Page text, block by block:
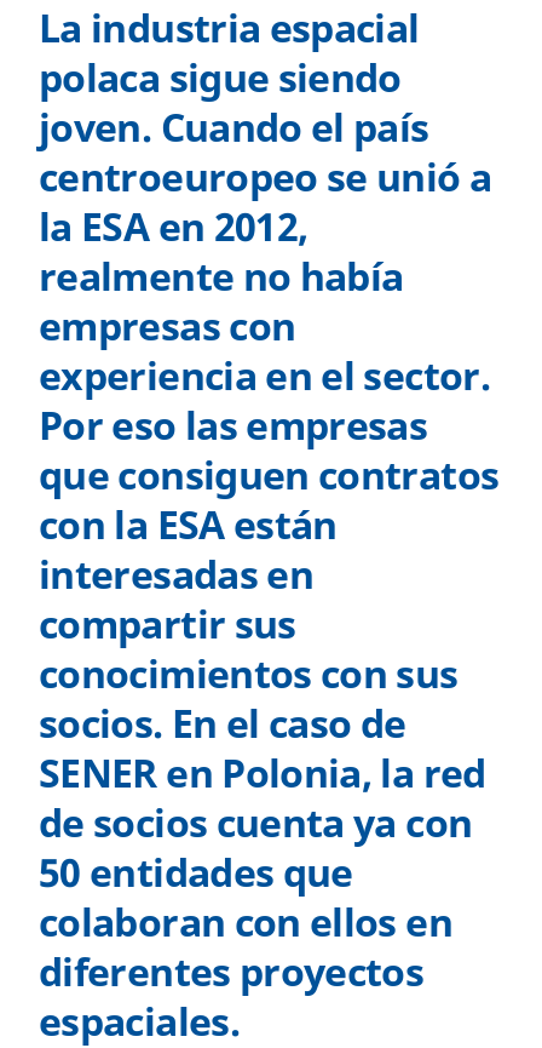
La industria espacial
polaca sigue siendo
joven. Cuando el país
centroeuropeo se unió a
la ESA en 2012,
realmente no había
empresas con
experiencia en el sector.
Por eso las empresas
que consiguen contratos
con la ESA están
interesadas en
compartir sus
conocimientos con sus
socios. En el caso de
SENER en Polonia, la red
de socios cuenta ya con
50 entidades que
colaboran con ellos en
diferentes proyectos
espaciales.